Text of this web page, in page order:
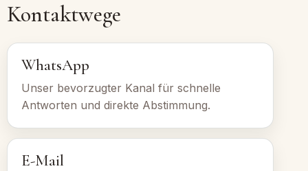
Kontaktwege
WhatsApp
Unser bevorzugter Kanal für schnelle
Antworten und direkte Abstimmung.
E-Mail